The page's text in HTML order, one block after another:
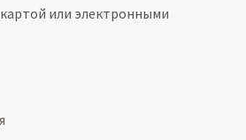
или электронными